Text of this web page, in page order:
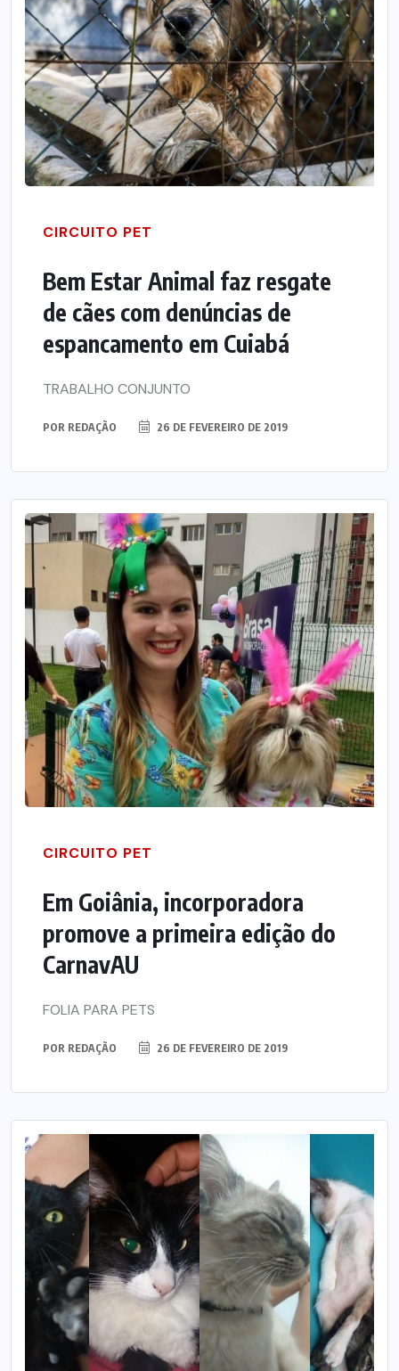
CIRCUITO PET
Bem Estar Animal faz resgate
de cães com denúncias de
espancamento em Cuiabá
TRABALHO CONJUNTO
POR REDAÇÃO 26 DE FEVEREIRO DE 2019
CIRCUITO PET
Em Goiânia, incorporadora
promove a primeira edição do
CarnavAU
FOLIA PARA PETS
POR REDAÇÃO 26 DE FEVEREIRO DE 2019